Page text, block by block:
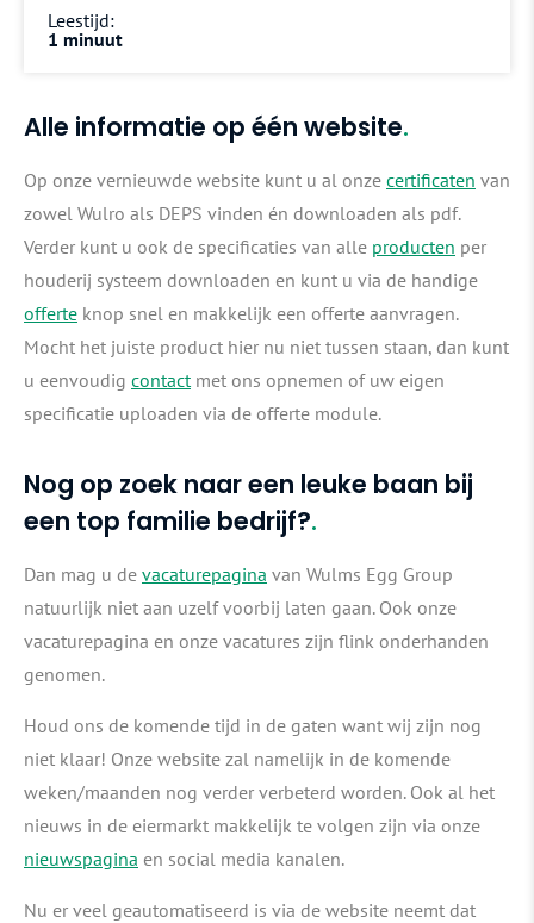
Leestijd:
1 minuut
Alle informatie op één website
Op onze vernieuwde website kunt u al onze certificaten van
zowel Wulro als DEPS vinden én downloaden als pdf.
Verder kunt u ook de specificaties van alle producten per
houderij systeem downloaden en kunt u via de handige
offerte knop snel en makkelijk een offerte aanvragen.
Mocht het juiste product hier nu niet tussen staan, dan kunt
u eenvoudig contactmet ons opnemen of uw eigen
specificatie uploaden via de offerte module.
Nog op zoek naar een leuke baan bij
een top familie bedrijf?
Dan mag u de vacaturepagina van Wulms Egg Group
natuurlijk niet aan uzelf voorbij laten gaan. Ook onze
vacaturepagina en onze vacatures zijn flink onderhanden
genomen.
Houd ons de komende tijd in de gaten want wij zijn nog
niet klaar! Onze website zal namelijk in de komende
weken/maanden nog verder verbeterd worden. Ook al het
nieuws in de eiermarkt makkelijk te volgen zijn via onze
nieuwspagina en social media kanalen.
Nu er veel geautomatiseerd is via de website neemt dat